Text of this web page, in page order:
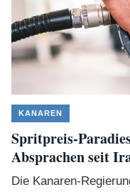
KANAREN
Spritpreis-
Absprachen seit
Die Kanaren-